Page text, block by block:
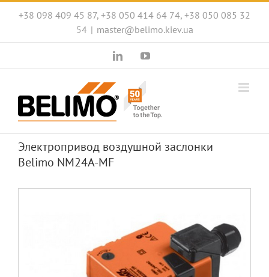
+38 098 409 45 87, +38 050 414 64 74, +38 050 085 32
54 | master@belimo.kiev.ua
LinkedInYouTube
Электропривод воздушной заслонки
Belimo NM24A-MF